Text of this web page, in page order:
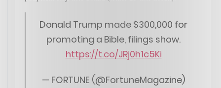
Donald Trump made $300,000 for
promoting a Bible, filings show.
https://t.co/JRj0h1c5Ki
— FORTUNE (@FortuneMagazine)